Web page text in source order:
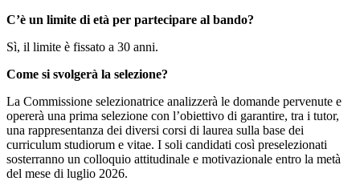
C’è un limite di età per partecipare al bando?
Sì, il limite è fissato a 30 anni.
Come si svolgerà la selezione?
La Commissione selezionatrice analizzerà le domande pervenute e
opererà una prima selezione con l’obiettivo di garantire, tra i tutor,
una rappresentanza dei diversi corsi di laurea sulla base dei
curriculum studiorum e vitae. I soli candidati così preselezionati
sosterranno un colloquio attitudinale e motivazionale entro la metà
del mese di luglio 2026.